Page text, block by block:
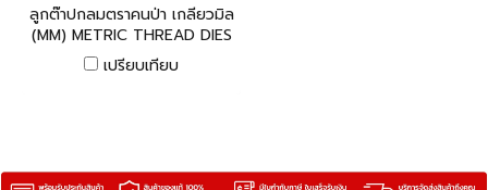
ด้ามต๊าป
ลูกต๊าปกลมตราคนป่า เกลียวมิล
(MM) METRIC THREAD DIES
เปรียบเทียบ